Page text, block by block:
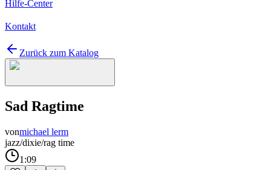
Hilfe-Center
Kontakt
Zurück zum Katalog
Sad Ragtime
vonmichael lerm
jazz/dixie/rag time
1:09